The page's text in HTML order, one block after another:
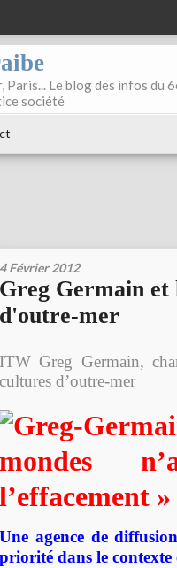
Paris... Le blog des infos
société
4 Février 2012
Greg Germain et
d'outre-mer
ITW Greg Germain,
cultures d’outre-mer
mondes
l’effacement »
Une agence de
priorité dans le contexte